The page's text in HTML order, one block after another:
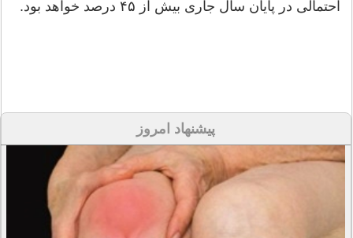
احتمالی در پایان سال جاری بیش از ۴۵ درصد خواهد بود.
پیشنهاد امروز